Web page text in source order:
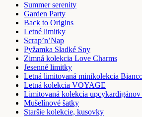
Summer serenity
Garden Party
Back to Origins
Letné limitky
Scrap’n’Nap
Pyžamka Sladké Sny
Zimná kolekcia Love Charms
Jesenné limitky
Letná limitovaná minikolekcia
Letná kolekcia VOYAGE
Limitovaná kolekcia
Mušelínové šatky
Staršie kolekcie, kusovky